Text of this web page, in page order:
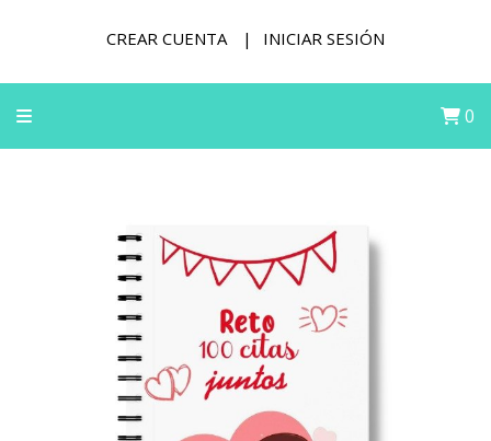
CREAR CUENTA INICIAR SESIÓN
0